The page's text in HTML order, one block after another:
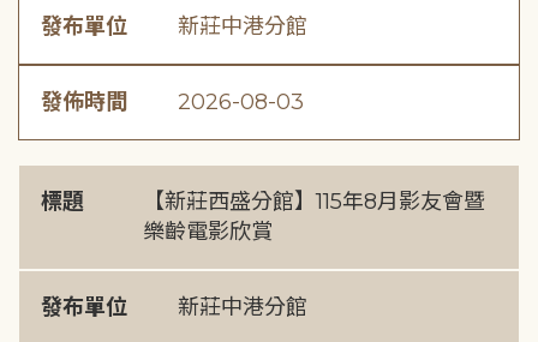
發布單位 新莊中港分館
發佈時間 2026-08-03
標題
【新莊西盛分館】115年8月影友會暨
樂齡電影欣賞
發布單位 新莊中港分館